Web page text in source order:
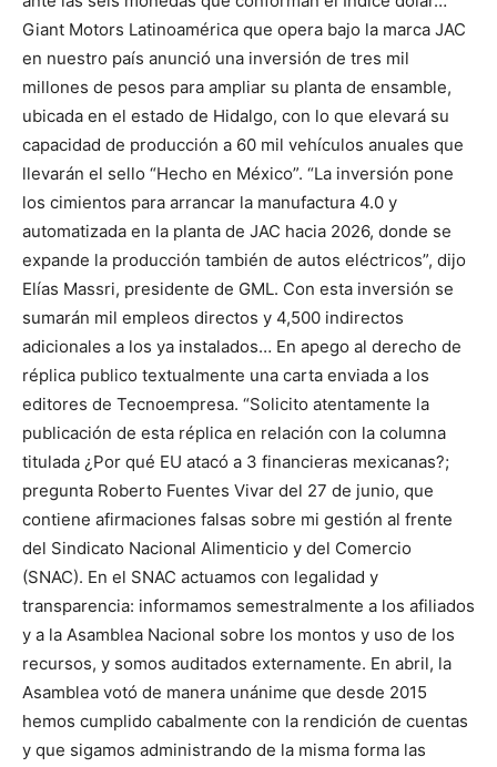
Giant Motors Latinoamérica que opera bajo la marca JAC
en nuestro país anunció una inversión de tres mil
millones de pesos para ampliar su planta de ensamble,
ubicada en el estado de Hidalgo, con lo que elevará su
capacidad de producción a 60 mil vehículos anuales que
llevarán el sello “Hecho en México”. “La inversión pone
los cimientos para arrancar la manufactura 4.0 y
automatizada en la planta de JAC hacia 2026, donde se
expande la producción también de autos eléctricos”, dijo
Elías Massri, presidente de GML. Con esta inversión se
sumarán mil empleos directos y 4,500 indirectos
adicionales a los ya instalados… En apego al derecho de
réplica publico textualmente una carta enviada a los
editores de Tecnoempresa. “Solicito atentamente la
publicación de esta réplica en relación con la columna
titulada ¿Por qué EU atacó a 3 financieras mexicanas?;
pregunta Roberto Fuentes Vivar del 27 de junio, que
contiene afirmaciones falsas sobre mi gestión al frente
del Sindicato Nacional Alimenticio y del Comercio
(SNAC). En el SNAC actuamos con legalidad y
transparencia: informamos semestralmente a los afiliados
y a la Asamblea Nacional sobre los montos y uso de los
recursos, y somos auditados externamente. En abril, la
Asamblea votó de manera unánime que desde 2015
hemos cumplido cabalmente con la rendición de cuentas
y que sigamos administrando de la misma forma las